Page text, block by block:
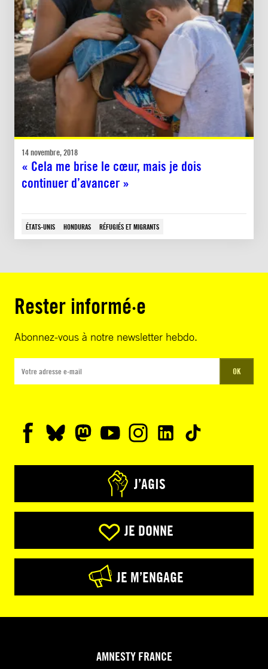
14 novembre, 2018
« Cela me brise le cœur, mais je dois
continuer d’avancer »
ÉTATS-UNIS HONDURAS RÉFUGIÉS ET MIGRANTS
Rester informé·e
Abonnez-vous à notre newsletter hebdo.
OK
J’AGIS
JE DONNE
JE M’ENGAGE
AMNESTY FRANCE